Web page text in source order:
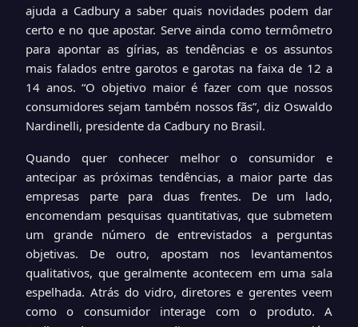
ajuda a Cadbury a saber quais novidades podem dar
certo e no que apostar. Serve ainda como termômetro
para apontar as gírias, as tendências e os assuntos
mais falados entre garotos e garotas na faixa de 12 a
14 anos. “O objetivo maior é fazer com que nossos
consumidores sejam também nossos fãs”, diz Oswaldo
Nardinelli, presidente da Cadbury no Brasil.
Quando quer conhecer melhor o consumidor e
antecipar as próximas tendências, a maior parte das
empresas parte para duas frentes. De um lado,
encomendam pesquisas quantitativas, que submetem
um grande número de entrevistados a perguntas
objetivas. De outro, apostam nos levantamentos
qualitativos, que geralmente acontecem em uma sala
espelhada. Atrás do vidro, diretores e gerentes veem
como o consumidor interage com o produto. A